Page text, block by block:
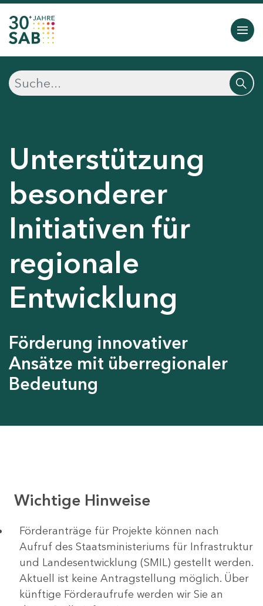
Unterstützung
besonderer
Initiativen für
regionale
Entwicklung
Förderung innovativer
Ansätze mit überregionaler
Bedeutung
Wichtige Hinweise
Förderanträge für Projekte können nach
Aufruf des Staatsministeriums für Infrastruktur
und Landesentwicklung (SMIL) gestellt werden.
Aktuell ist keine Antragstellung möglich. Über
künftige Förderaufrufe werden wir Sie an